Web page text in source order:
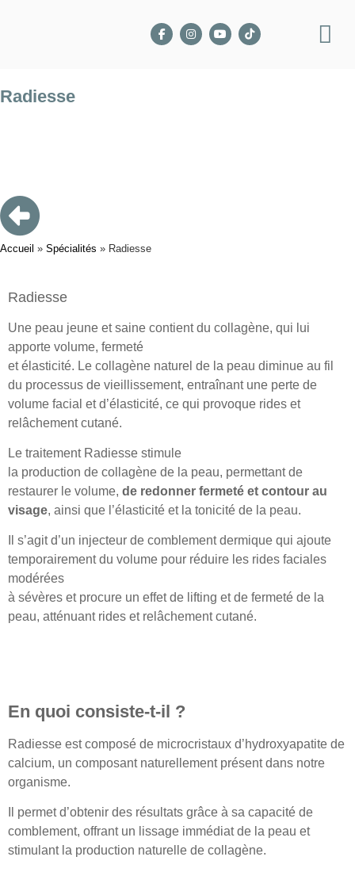
Radiesse
Accueil » Spécialités » Radiesse
Radiesse
Une peau jeune et saine contient du collagène, qui lui
apporte volume, fermeté
et élasticité. Le collagène naturel de la peau diminue au fil
du processus de vieillissement, entraînant une perte de
volume facial et d’élasticité, ce qui provoque rides et
relâchement cutané.
Le traitement Radiesse stimule
la production de collagène de la peau, permettant de
restaurer le volume, de redonner fermeté et contour au
visage, ainsi que l’élasticité et la tonicité de la peau.
Il s’agit d’un injecteur de comblement dermique qui ajoute
temporairement du volume pour réduire les rides faciales
modérées
à sévères et procure un effet de lifting et de fermeté de la
peau, atténuant rides et relâchement cutané.
En quoi consiste-t-il ?
Radiesse est composé de microcristaux d’hydroxyapatite de
calcium, un composant naturellement présent dans notre
organisme.
Il permet d’obtenir des résultats grâce à sa capacité de
comblement, offrant un lissage immédiat de la peau et
stimulant la production naturelle de collagène.